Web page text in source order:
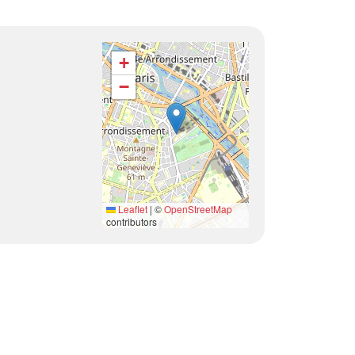
Géolocalisation
+
−
Leaflet | ©OpenStreetMap
contributors